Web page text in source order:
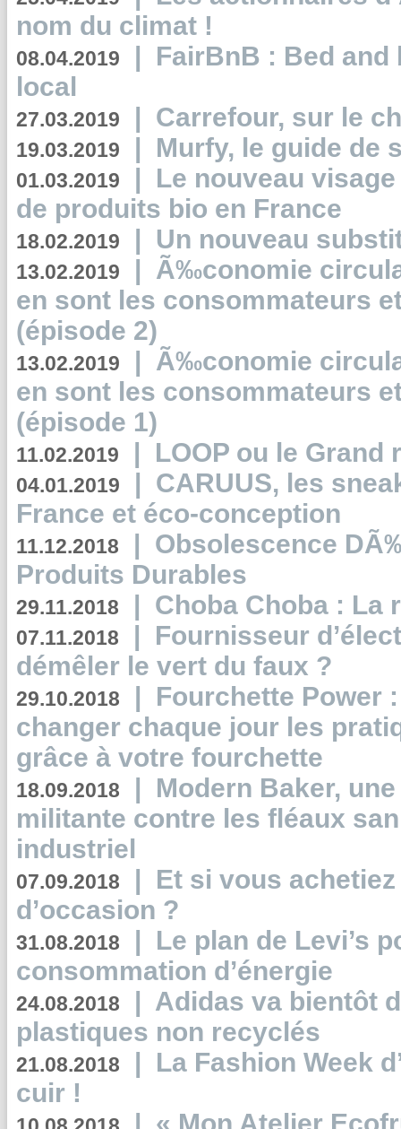
nom du climat !
08.04.2019 | FairBnB : Bed
local
27.03.2019 | Carrefour, sur le
19.03.2019 | Murfy, le guide de
01.03.2019 | Le nouveau
de produits bio en France
18.02.2019 | Un nouveau
13.02.2019 | Ã‰conomie
en sont les consommateurs
(épisode 2)
13.02.2019 | Ã‰conomie
en sont les consommateurs
(épisode 1)
11.02.2019 | LOOP ou le Grand
04.01.2019 | CARUUS, les
France et éco-conception
11.12.2018 | Obsolescence
Produits Durables
29.11.2018 | Choba Choba : La
07.11.2018 | Fournisseur
démêler le vert du faux ?
29.10.2018 | Fourchette Power
changer chaque jour les
grâce à votre fourchette
18.09.2018 | Modern Baker,
militante contre les fléaux
industriel
07.09.2018 | Et si vous
d’occasion ?
31.08.2018 | Le plan de Levi’s
consommation d’énergie
24.08.2018 | Adidas va bientôt
plastiques non recyclés
21.08.2018 | La Fashion Week
cuir !